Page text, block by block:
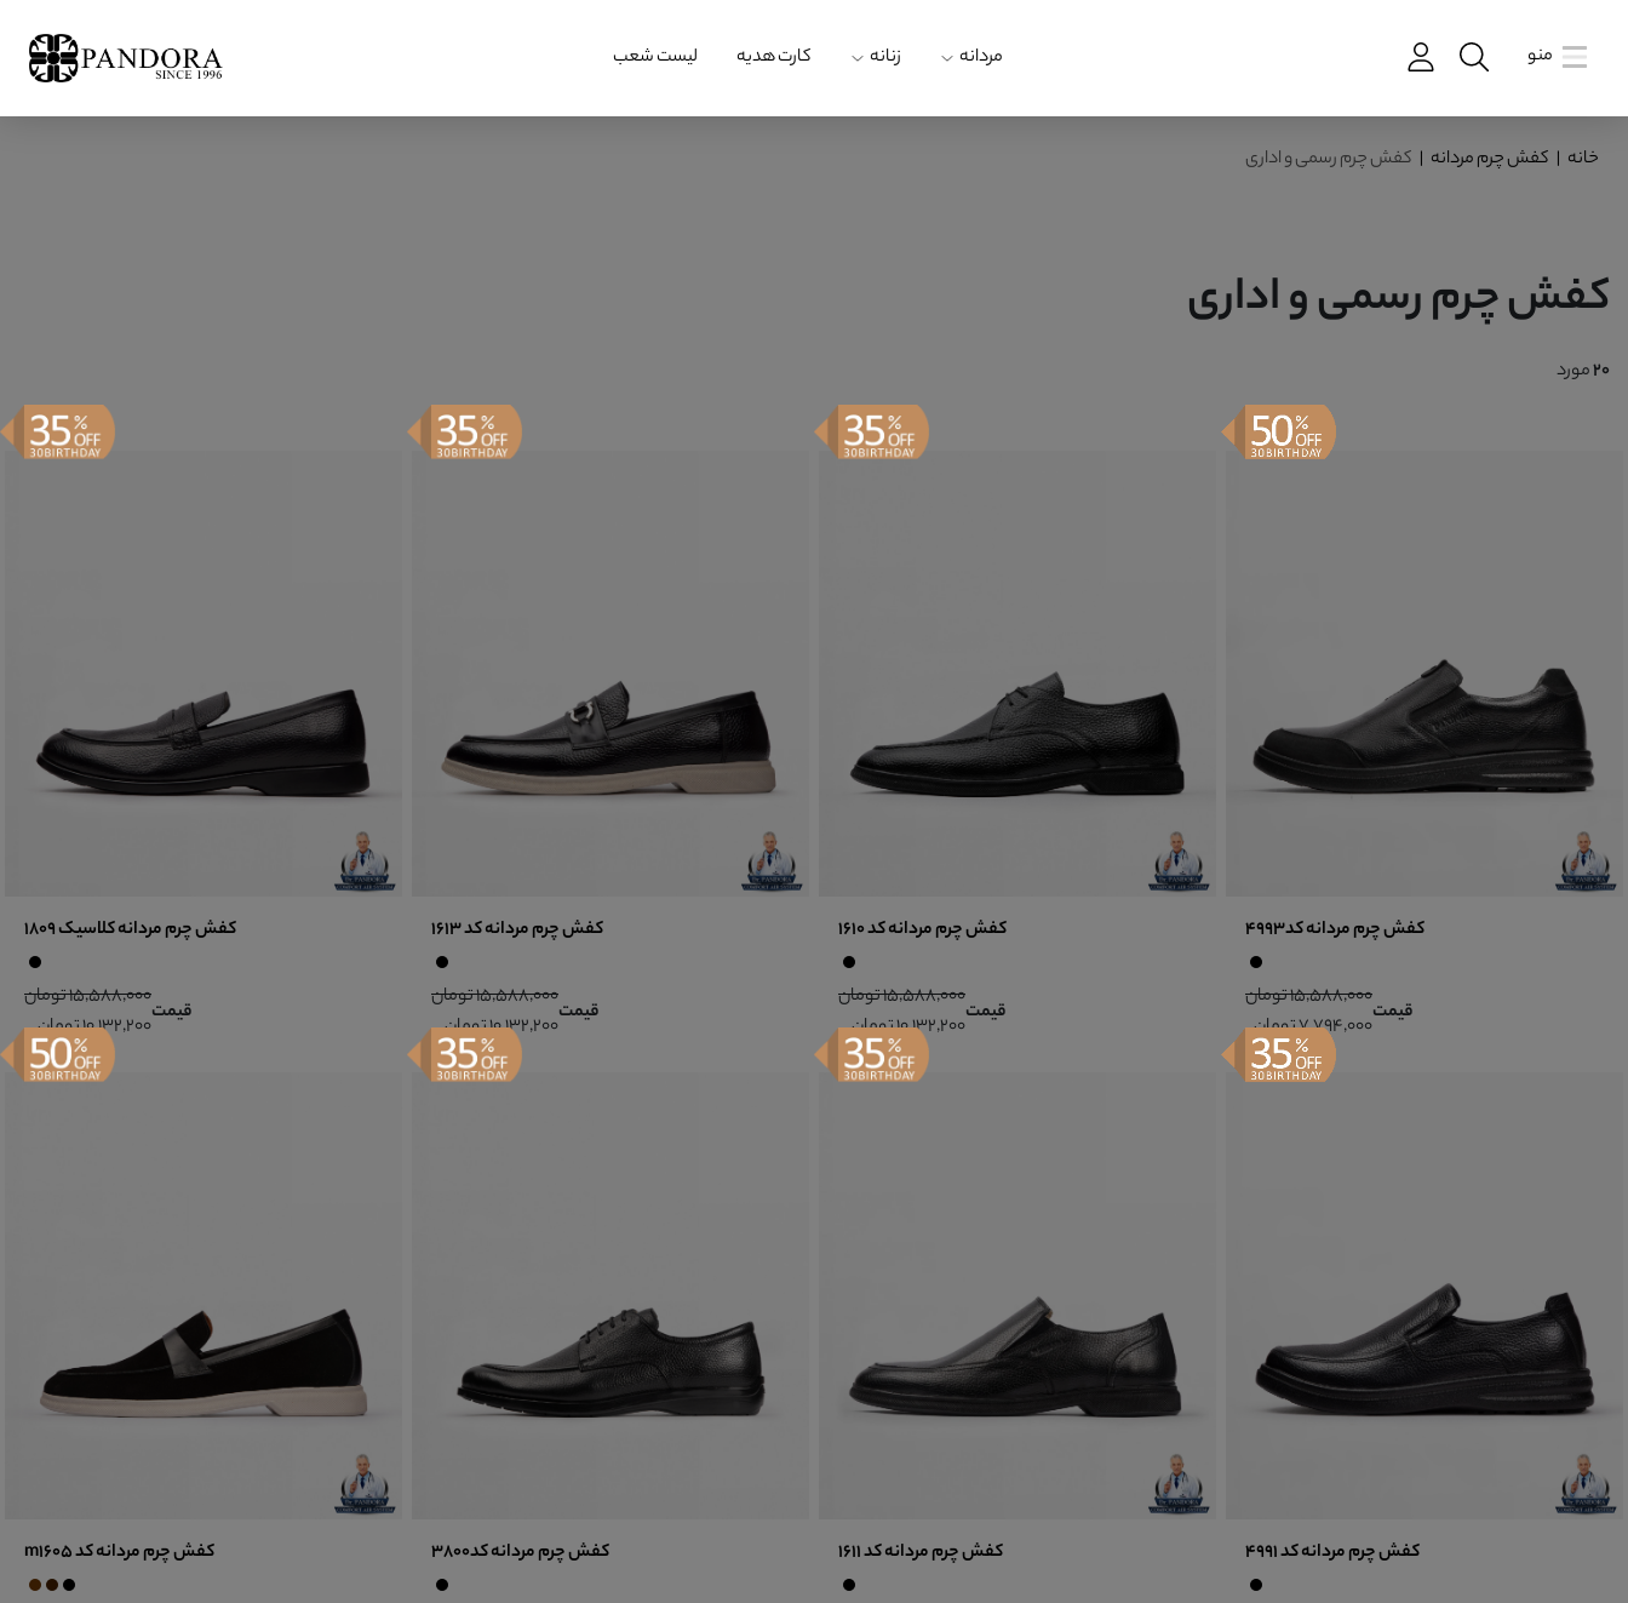
منو مردانه زنانه کارت هدیه لیست شعب
خانه | کفش چرم مردانه | کفش چرم رسمی و اداری
کفش چرم رسمی و اداری
20مورد
کفش چرم مردانه کد4993
قیمت
15,588,000 تومان
7,794,000 تومان
کفش چرم مردانه کد 1610
قیمت
15,588,000 تومان
10,132,200 تومان
کفش چرم مردانه کد 1613
قیمت
15,588,000 تومان
10,132,200 تومان
کفش چرم مردانه کلاسیک 1809
قیمت
15,588,000 تومان
10,132,200 تومان
کفش چرم مردانه کد 4991 کفش چرم مردانه کد 1611 کفش چرم مردانه کد3800 کفش چرم مردانه کد m1605